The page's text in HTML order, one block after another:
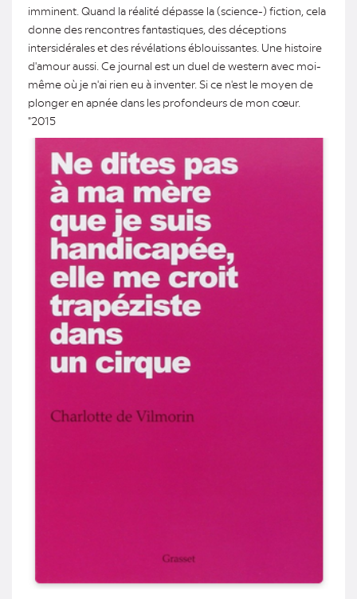
imminent. Quand la réalité dépasse la (science-) fiction, cela
donne des rencontres fantastiques, des déceptions
intersidérales et des révélations éblouissantes. Une histoire
d'amour aussi. Ce journal est un duel de western avec moi-
même où je n'ai rien eu à inventer. Si ce n'est le moyen de
plonger en apnée dans les profondeurs de mon cœur.
"2015